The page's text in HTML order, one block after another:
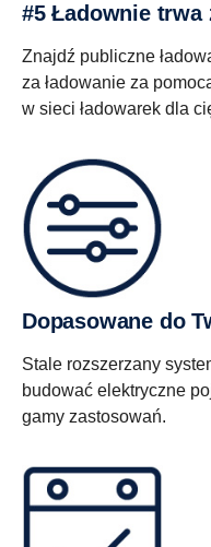
#5 Ładownie
Znajdź publiczne
za ładowanie za
w sieci ładowarek dla
Dopasowane do
Stale rozszerzany
budować elektryczne
gamy zastosowań.